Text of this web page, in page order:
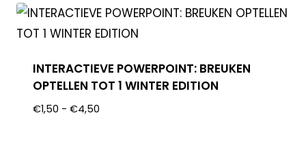
INTERACTIEVE POWERPOINT: BREUKEN
OPTELLEN TOT 1 WINTER EDITION
€1,50 - €4,50